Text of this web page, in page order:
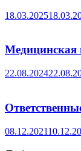
18.03.2025
22.08.2024
08.12.2021